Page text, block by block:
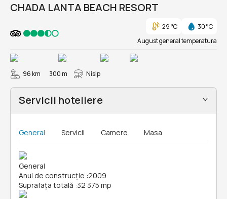
CHADA LANTA BEACH RESORT
29 °C
30 °C
August general temperatura
96 km 300 m Nisip
Servicii hoteliere
General Servicii Camere Masa
General
Anul de construcție :2009
Suprafața totală :32 375 mp